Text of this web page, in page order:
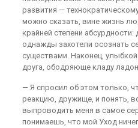
развития —
можно сказать, вине жизнь
крайней степени
однажды захотели осознать
существами. Наконец,
друга, ободряюще кладу
— Я спросил об этом только,
реакцию, дружище, и понять,
выпроводить меня в самое
понимаешь, что мой Уход